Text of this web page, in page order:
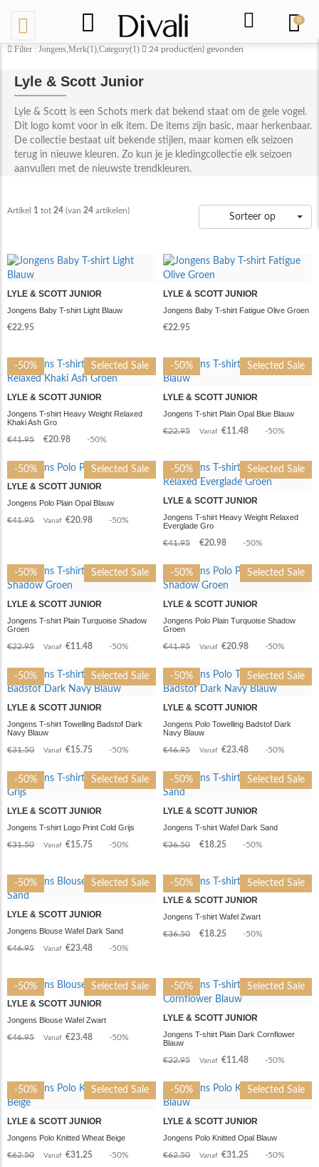
0
Filter : Jongens,Merk(1),Category(1) 24 product(en) gevonden
Lyle & Scott Junior
Lyle & Scott is een Schots merk dat bekend staat om de gele vogel.
Dit logo komt voor in elk item. De items zijn basic, maar herkenbaar.
De collectie bestaat uit bekende stijlen, maar komen elk seizoen
terug in nieuwe kleuren. Zo kun je je kledingcollectie elk seizoen
aanvullen met de nieuwste trendkleuren.
Artikel 1 tot 24 (van 24 artikelen)
Sorteer op
LYLE & SCOTT JUNIOR
Jongens Baby T-shirt Light Blauw
€22.95
LYLE & SCOTT JUNIOR
Jongens Baby T-shirt Fatigue Olive Groen
€22.95
-50% Selected Sale
LYLE & SCOTT JUNIOR
Jongens T-shirt Heavy Weight Relaxed
Khaki Ash Gro
€41.95
€20.98 -50%
-50% Selected Sale
LYLE & SCOTT JUNIOR
Jongens T-shirt Plain Opal Blue Blauw
€22.95
Vanaf €11.48 -50%
-50%
Selected Sale
LYLE & SCOTT JUNIOR
Jongens Polo Plain Opal Blauw
€41.95
Vanaf €20.98 -50%
-50% Selected Sale
LYLE & SCOTT JUNIOR
Jongens T-shirt Heavy Weight Relaxed
Everglade Gro
€41.95
€20.98 -50%
-50% Selected Sale
LYLE & SCOTT JUNIOR
Jongens T-shirt Plain Turquoise Shadow
Groen
€22.95
Vanaf €11.48 -50%
-50% Selected Sale
LYLE & SCOTT JUNIOR
Jongens Polo Plain Turquoise Shadow
Groen
€41.95
Vanaf €20.98 -50%
-50% Selected Sale
LYLE & SCOTT JUNIOR
Jongens T-shirt Towelling Badstof Dark
Navy Blauw
€31.50
Vanaf €15.75 -50%
-50% Selected Sale
LYLE & SCOTT JUNIOR
Jongens Polo Towelling Badstof Dark
Navy Blauw
€46.95
Vanaf €23.48 -50%
-50% Selected Sale
LYLE & SCOTT JUNIOR
Jongens T-shirt Logo Print Cold Grijs
€31.50
Vanaf €15.75 -50%
-50% Selected Sale
LYLE & SCOTT JUNIOR
Jongens T-shirt Wafel Dark Sand
€36.50
€18.25 -50%
-50% Selected Sale
LYLE & SCOTT JUNIOR
Jongens Blouse Wafel Dark Sand
€46.95
Vanaf €23.48 -50%
-50%
Selected Sale
LYLE & SCOTT JUNIOR
Jongens T-shirt Wafel Zwart
€36.50
€18.25 -50%
-50%
Selected Sale
LYLE & SCOTT JUNIOR
Jongens Blouse Wafel Zwart
€46.95
Vanaf €23.48 -50%
-50% Selected Sale
LYLE & SCOTT JUNIOR
Jongens T-shirt Plain Dark Cornflower
Blauw
€22.95
Vanaf €11.48 -50%
-50% Selected Sale
LYLE & SCOTT JUNIOR
Jongens Polo Knitted Wheat Beige
€62.50
Vanaf €31.25 -50%
-50% Selected Sale
LYLE & SCOTT JUNIOR
Jongens Polo Knitted Opal Blauw
€62.50
Vanaf €31.25 -50%